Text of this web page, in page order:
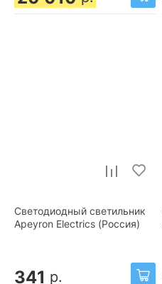
Светодиодный светильник
Apeyron Electrics (Россия)
341 р.